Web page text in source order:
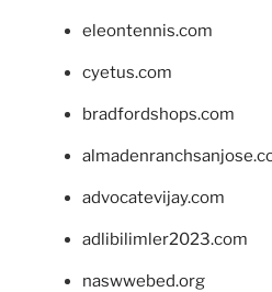
eleontennis.com
cyetus.com
bradfordshops.com
advocatevijay.com
adlibilimler2023.com
naswwebed.org